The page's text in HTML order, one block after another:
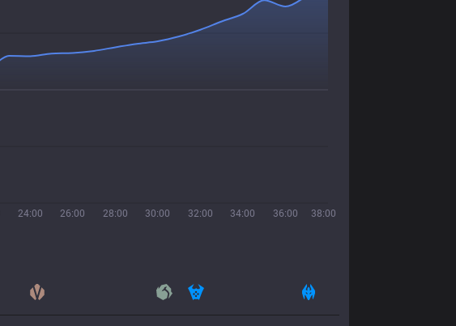
24:00 26:00 28:00 30:00 32:00 34:00 36:00 38:00